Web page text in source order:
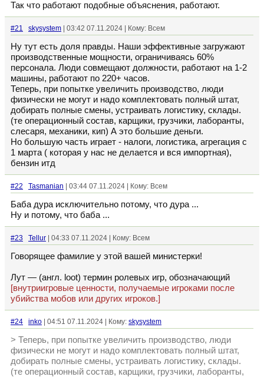
Так что работают подобные объяснения, работают.
#21 skysystem | 03:42 07.11.2024 | Кому: Всем
Ну тут есть доля правды. Наши эффективные загружают
производственные мощности, ограничиваясь 60%
персонала. Люди совмещают должности, работают на 1-2
машины, работают по 220+ часов.
Теперь, при попытке увеличить производство, люди
физически не могут и надо комплектовать полный штат,
добирать полные смены, устраивать логистику, склады.
(те операционный состав, карщики, грузчики, лаборанты,
слесаря, механики, кип) А это большие деньги.
Но большую часть играет - налоги, логистика, агрегация с
1 марта ( которая у нас не делается и вся импортная),
бензин итд
#22 Tasmanian | 03:44 07.11.2024 | Кому: Всем
Баба дура исключительно потому, что дура ...
Ну и потому, что баба ...
#23 Tellur | 04:33 07.11.2024 | Кому: Всем
Говорящее фамилие у этой вашей министерки!
Лут — (англ. loot) термин ролевых игр, обозначающий
[внутриигровые ценности, получаемые игроками после
убийства мобов или других игроков.]
#24 inko | 04:51 07.11.2024 | Кому: skysystem
> Теперь, при попытке увеличить производство, люди
физически не могут и надо комплектовать полный штат,
добирать полные смены, устраивать логистику, склады.
(те операционный состав, карщики, грузчики, лаборанты,